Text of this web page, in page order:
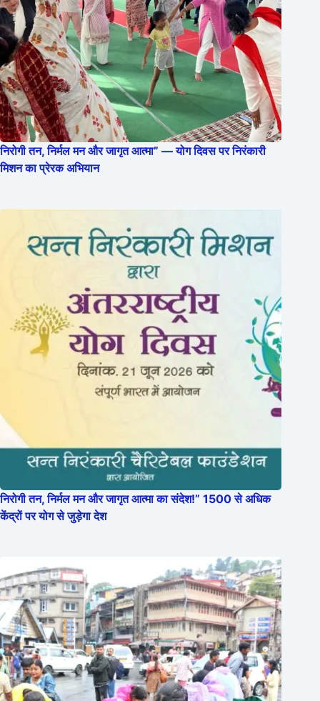
निरोगी तन, निर्मल मन और जागृत आत्मा” — योग दिवस पर निरंकारी
मिशन का प्रेरक अभियान
निरोगी तन, निर्मल मन और जागृत आत्मा का संदेश!” 1500 से अधिक
केंद्रों पर योग से जुड़ेगा देश